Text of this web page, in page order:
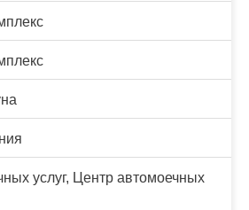
услуг, Центр автомоечных